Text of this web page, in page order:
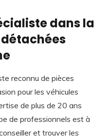
dans la
reconnu de pièces
pour les véhicules
de plus de 20 ans
de professionnels est à
et trouver les